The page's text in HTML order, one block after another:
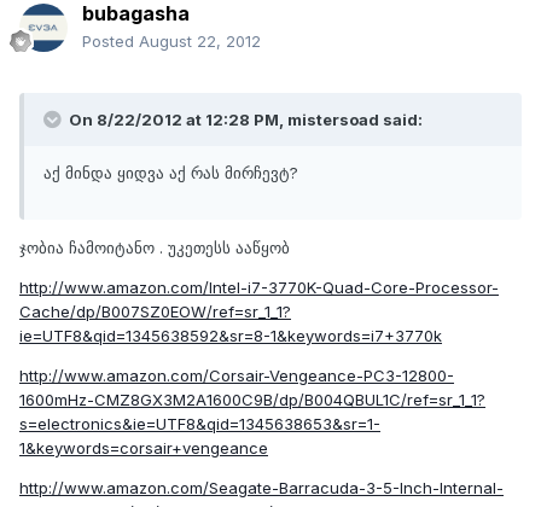
bubagasha
Posted August 22, 2012
On 8/22/2012 at 12:28 PM, mistersoad said:
აქ მინდა ყიდვა აქ რას მირჩევტ?
ჯობია ჩამოიტანო . უკეთესს ააწყობ
http://www.amazon.com/Intel-i7-3770K-Quad-Core-Processor-
Cache/dp/B007SZ0EOW/ref=sr_1_1?
ie=UTF8&qid=1345638592&sr=8-1&keywords=i7+3770k
http://www.amazon.com/Corsair-Vengeance-PC3-12800-
1600mHz-CMZ8GX3M2A1600C9B/dp/B004QBUL1C/ref=sr_1_1?
s=electronics&ie=UTF8&qid=1345638653&sr=1-
1&keywords=corsair+vengeance
http://www.amazon.com/Seagate-Barracuda-3-5-Inch-Internal-